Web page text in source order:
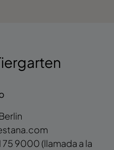
75 9000 (llamada a la